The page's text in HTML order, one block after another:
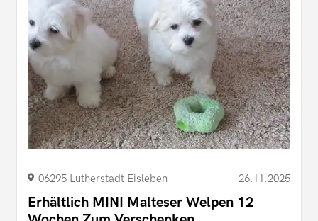
06295 Lutherstadt Eisleben 26.11.2025
Erhältlich MINI Malteser Welpen 12